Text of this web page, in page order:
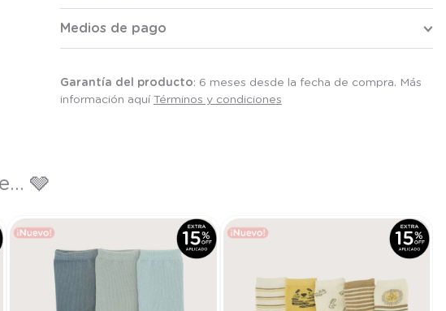
Medios de pago
Garantía del producto: 6 meses desde la fecha de compra. Más
información aquí Términos y condiciones
🩶